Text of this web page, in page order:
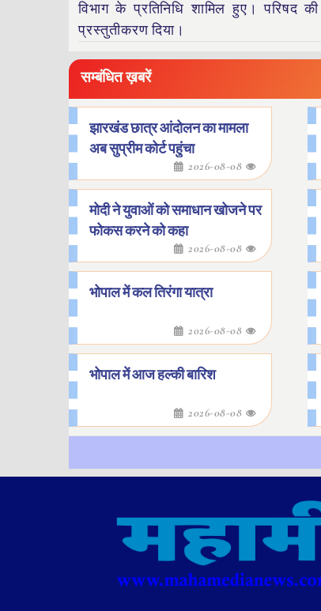
विभाग के प्रतिनिधि शामिल हुए। परिषद
प्रस्तुतीकरण दिया।
सम्बंधित ख़बरें
झारखंड छात्र आंदोलन का मामला
अब सुप्रीम कोर्ट पहुंचा
2026-08-08
मोदी ने युवाओं को समाधान खोजने पर
फोकस करने को कहा
2026-08-08
भोपाल में कल तिरंगा यात्रा
2026-08-08
भोपाल में आज हल्की बारिश
2026-08-08